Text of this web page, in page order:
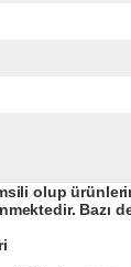
olup
Bazı